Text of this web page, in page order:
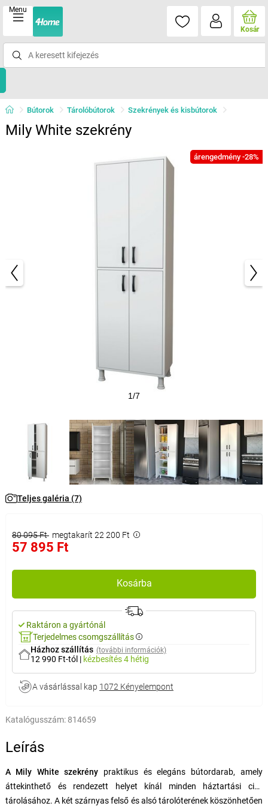
Menu
Kosár
Bútorok Tárolóbútorok Szekrények és kisbútorok
Mily White szekrény
árengedmény -28%
1/7
Teljes galéria (7)
80 095 Ft megtakarít 22 200 Ft
57 895 Ft
Kosárba
Raktáron a gyártónál
Terjedelmes csomgszállítás
Házhoz szállítás (további információk)
12 990 Ft-tól | kézbesítés4 hétig
A vásárlással kap 1072 Kényelempont
Katalógusszám: 814659
Leírás
A Mily White szekrénypraktikus és elegáns bútordarab, amely
áttekinthető és rendezett helyet kínál minden háztartási cikk
tárolásához. A két szárnyas felső és alsó tárolóterének köszönhetően